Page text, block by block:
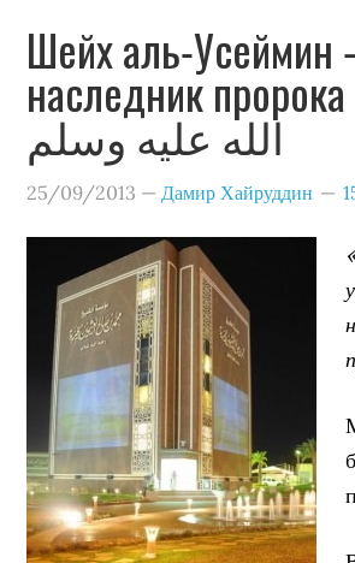
Шейх аль-
наследник пророка صلى
الله عليه وسلم
25/09/2013 —Дамир Хайруддин